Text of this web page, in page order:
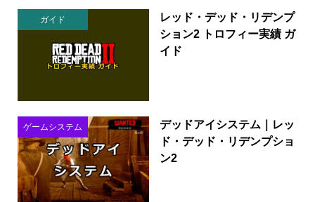
ガイド
レッド・デッド・リデンプ
ション2 トロフィー実績 ガ
イド
ゲームシステム
デッドアイシステム｜レッ
ド・デッド・リデンプショ
ン2